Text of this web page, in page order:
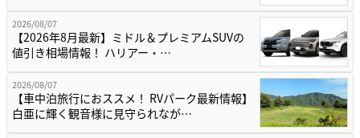
2026/08/07
【2026年8月最新】ミドル＆プレミアムSUVの
値引き相場情報！ ハリアー・…
2026/08/07
【車中泊旅行におススメ！ RVパーク最新情報】
白亜に輝く観音様に見守られなが…